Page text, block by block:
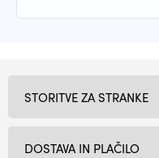
STORITVE ZA STRANKE
DOSTAVA IN PLAČILO